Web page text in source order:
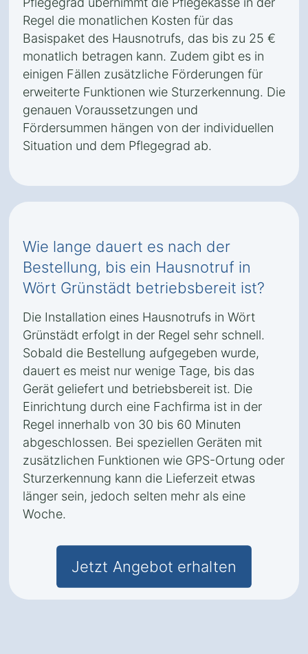
Regel die monatlichen Kosten für das
Basispaket des Hausnotrufs, das bis zu 25 €
monatlich betragen kann. Zudem gibt es in
einigen Fällen zusätzliche Förderungen für
erweiterte Funktionen wie Sturzerkennung. Die
genauen Voraussetzungen und
Fördersummen hängen von der individuellen
Situation und dem Pflegegrad ab.
Wie lange dauert es nach der
Bestellung, bis ein Hausnotruf in
Wört Grünstädt betriebsbereit ist?
Die Installation eines Hausnotrufs in Wört
Grünstädt erfolgt in der Regel sehr schnell.
Sobald die Bestellung aufgegeben wurde,
dauert es meist nur wenige Tage, bis das
Gerät geliefert und betriebsbereit ist. Die
Einrichtung durch eine Fachfirma ist in der
Regel innerhalb von 30 bis 60 Minuten
abgeschlossen. Bei speziellen Geräten mit
zusätzlichen Funktionen wie GPS-Ortung oder
Sturzerkennung kann die Lieferzeit etwas
länger sein, jedoch selten mehr als eine
Woche.
Jetzt Angebot erhalten